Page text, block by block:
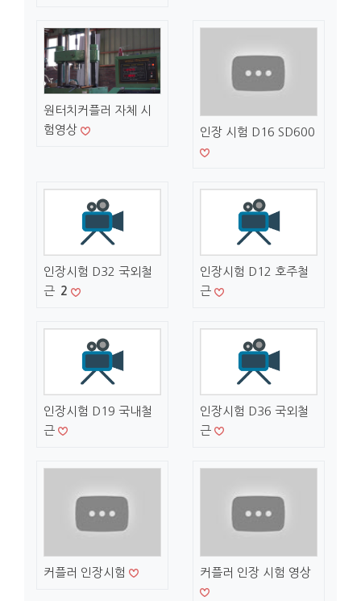
원터치커플러 자체 시
험영상
인장 시험 D16 SD600
인장시험 D32 국외철
근 2
인장시험 D12 호주철
근
인장시험 D19 국내철
근
인장시험 D36 국외철
근
커플러 인장시험 커플러 인장 시험 영상